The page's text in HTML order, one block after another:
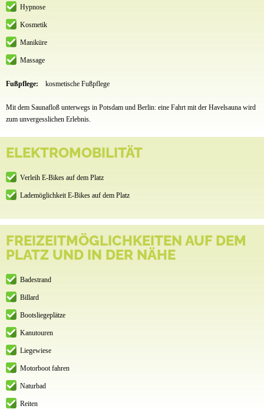
Hypnose
Kosmetik
Maniküre
Massage
Fußpflege: kosmetische Fußpflege
Mit dem Saunafloß unterwegs in Potsdam und Berlin: eine Fahrt mit der Havelsauna wird
zum unvergesslichen Erlebnis.
ELEKTROMOBILITÄT
Verleih E-Bikes auf dem Platz
Lademöglichkeit E-Bikes auf dem Platz
FREIZEITMÖGLICHKEITEN AUF DEM
PLATZ UND IN DER NÄHE
Badestrand
Billard
Bootsliegeplätze
Kanutouren
Liegewiese
Motorboot fahren
Naturbad
Reiten